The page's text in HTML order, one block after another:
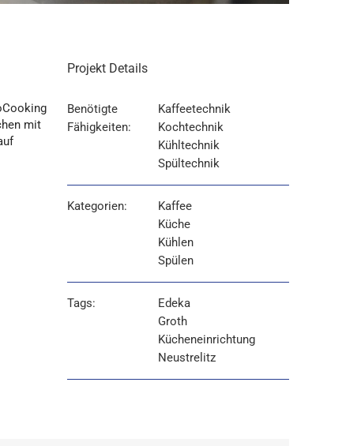
mit
Projekt Details
Benötigte
Fähigkeiten:
Kaffeetechnik
Kochtechnik
Kühltechnik
Spültechnik
Kategorien:
Kaffee
Küche
Kühlen
Spülen
Tags:
Edeka
Groth
Kücheneinrichtung
Neustrelitz